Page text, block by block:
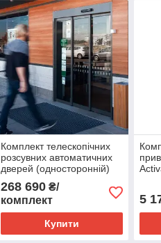
Комплект телескопічних
розсувних автоматичних
дверей (односторонній)
Telescopic (1380х2000)
268 690₴/
комплект
Купити
5